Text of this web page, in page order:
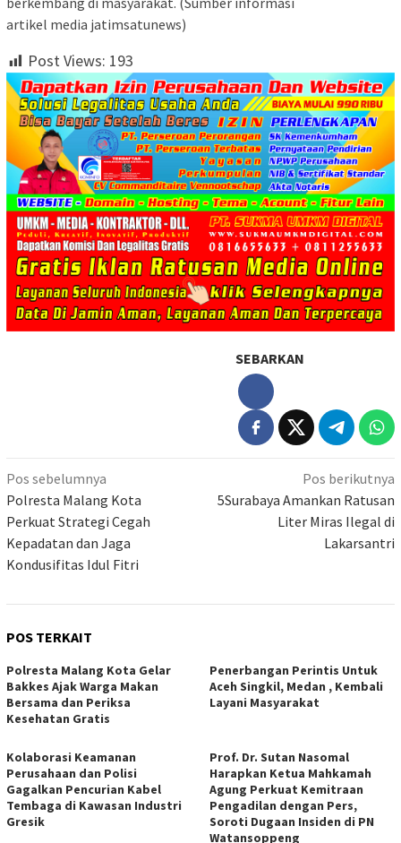
artikel media jatimsatunews)
Post Views: 193
SEBARKAN
Navigasi
pos
Pos sebelumnya
Polresta Malang Kota
Perkuat Strategi Cegah
Kepadatan dan Jaga
Kondusifitas Idul Fitri
Pos berikutnya
5Surabaya Amankan Ratusan
Liter Miras Ilegal di
Lakarsantri
POS TERKAIT
Polresta Malang Kota Gelar
Bakkes Ajak Warga Makan
Bersama dan Periksa
Kesehatan Gratis
Penerbangan Perintis Untuk
Aceh Singkil, Medan , Kembali
Layani Masyarakat
Kolaborasi Keamanan
Perusahaan dan Polisi
Gagalkan Pencurian Kabel
Tembaga di Kawasan Industri
Gresik
Prof. Dr. Sutan Nasomal
Harapkan Ketua Mahkamah
Agung Perkuat Kemitraan
Pengadilan dengan Pers,
Soroti Dugaan Insiden di PN
Watansoppeng